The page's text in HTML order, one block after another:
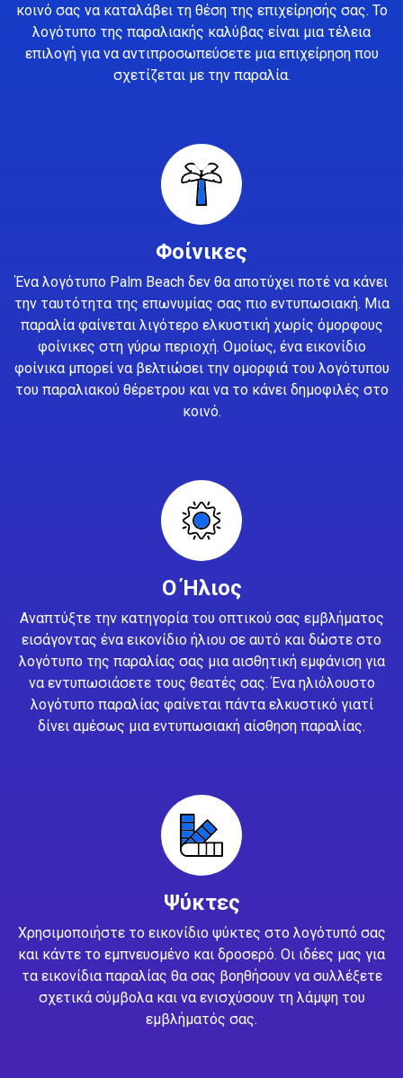
κοινό σας να καταλάβει τη θέση της επιχείρησής σας. Το
λογότυπο της παραλιακής καλύβας είναι μια τέλεια
επιλογή για να αντιπροσωπεύσετε μια επιχείρηση που
σχετίζεται με την παραλία.
Φοίνικες
Ένα λογότυπο Palm Beach δεν θα αποτύχει ποτέ να κάνει
την ταυτότητα της επωνυμίας σας πιο εντυπωσιακή. Μια
παραλία φαίνεται λιγότερο ελκυστική χωρίς όμορφους
φοίνικες στη γύρω περιοχή. Ομοίως, ένα εικονίδιο
φοίνικα μπορεί να βελτιώσει την ομορφιά του λογότυπου
του παραλιακού θέρετρου και να το κάνει δημοφιλές στο
κοινό.
Ο Ήλιος
Αναπτύξτε την κατηγορία του οπτικού σας εμβλήματος
εισάγοντας ένα εικονίδιο ήλιου σε αυτό και δώστε στο
λογότυπο της παραλίας σας μια αισθητική εμφάνιση για
να εντυπωσιάσετε τους θεατές σας. Ένα ηλιόλουστο
λογότυπο παραλίας φαίνεται πάντα ελκυστικό γιατί
δίνει αμέσως μια εντυπωσιακή αίσθηση παραλίας.
Ψύκτες
Χρησιμοποιήστε το εικονίδιο ψύκτες στο λογότυπό σας
και κάντε το εμπνευσμένο και δροσερό. Οι ιδέες μας για
τα εικονίδια παραλίας θα σας βοηθήσουν να συλλέξετε
σχετικά σύμβολα και να ενισχύσουν τη λάμψη του
εμβλήματός σας.